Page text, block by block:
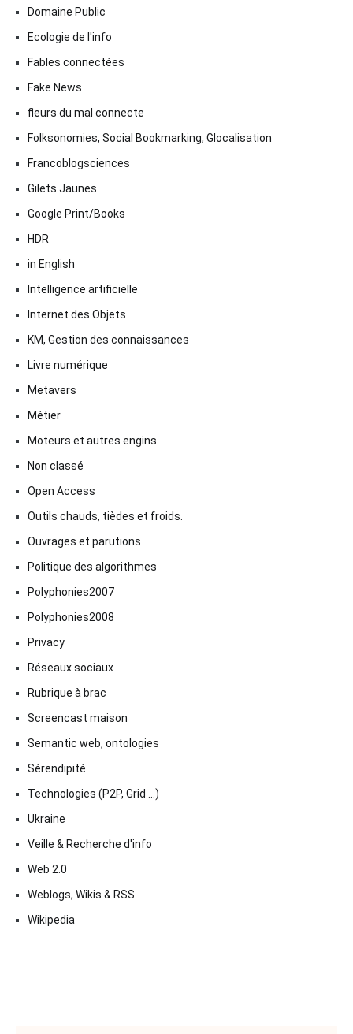
Domaine Public
Ecologie de l'info
Fables connectées
Fake News
fleurs du mal connecte
Folksonomies, Social Bookmarking, Glocalisation
Francoblogsciences
Gilets Jaunes
Google Print/Books
HDR
in English
Intelligence artificielle
Internet des Objets
KM, Gestion des connaissances
Livre numérique
Metavers
Métier
Moteurs et autres engins
Non classé
Open Access
Outils chauds, tièdes et froids.
Ouvrages et parutions
Politique des algorithmes
Polyphonies2007
Polyphonies2008
Privacy
Réseaux sociaux
Rubrique à brac
Screencast maison
Semantic web, ontologies
Sérendipité
Technologies (P2P, Grid …)
Ukraine
Veille & Recherche d'info
Web 2.0
Weblogs, Wikis & RSS
Wikipedia